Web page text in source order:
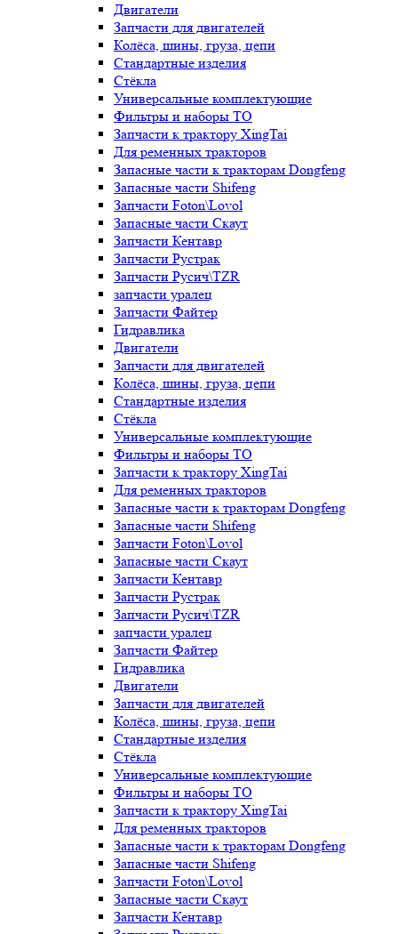
Двигатели
Запчасти для двигателей
Колёса, шины, груза, цепи
Стандартные изделия
Стёкла
Универсальные комплектующие
Фильтры и наборы ТО
Запчасти к трактору XingTai
Для ременных тракторов
Запасные части к тракторам Dongfeng
Запасные части Shifeng
Запчасти Foton\Lovol
Запасные части Скаут
Запчасти Кентавр
Запчасти Рустрак
Запчасти Русич\TZR
запчасти уралец
Запчасти Файтер
Гидравлика
Двигатели
Запчасти для двигателей
Колёса, шины, груза, цепи
Стандартные изделия
Стёкла
Универсальные комплектующие
Фильтры и наборы ТО
Запчасти к трактору XingTai
Для ременных тракторов
Запасные части к тракторам Dongfeng
Запасные части Shifeng
Запчасти Foton\Lovol
Запасные части Скаут
Запчасти Кентавр
Запчасти Рустрак
Запчасти Русич\TZR
запчасти уралец
Запчасти Файтер
Гидравлика
Двигатели
Запчасти для двигателей
Колёса, шины, груза, цепи
Стандартные изделия
Стёкла
Универсальные комплектующие
Фильтры и наборы ТО
Запчасти к трактору XingTai
Для ременных тракторов
Запасные части к тракторам Dongfeng
Запасные части Shifeng
Запчасти Foton\Lovol
Запасные части Скаут
Запчасти Кентавр